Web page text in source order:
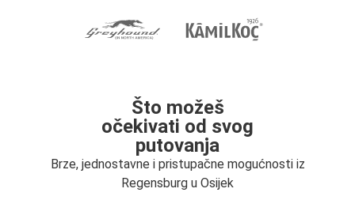
Što možeš
očekivati od svog
putovanja
Brze, jednostavne i pristupačne mogućnosti iz
Regensburg u Osijek